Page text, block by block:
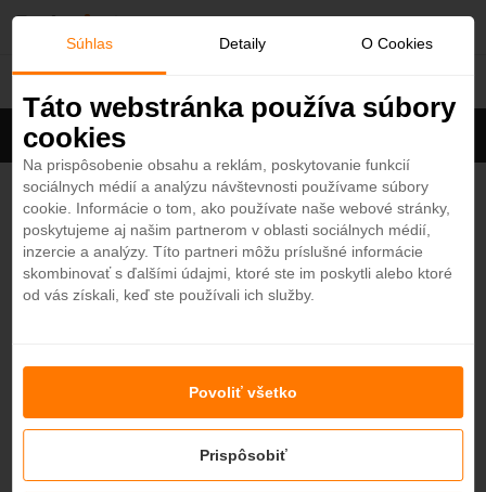
ú
Španielsko
Filter
Zobrazených 9z 17 hotelov Zobraziť všetky
Iberostar Waves Malaga Playa 4*
4,5
Španielsko - Plážový hotel
Barceló Cabo de Gata 4*
COSTA ALMERIA
Súhlas Detaily O Cookies
Táto webstránka používa súbory
cookies
Na prispôsobenie obsahu a reklám, poskytovanie funkcií
sociálnych médií a analýzu návštevnosti používame súbory
cookie. Informácie o tom, ako používate naše webové stránky,
poskytujeme aj našim partnerom v oblasti sociálnych médií,
inzercie a analýzy. Títo partneri môžu príslušné informácie
skombinovať s ďalšími údajmi, ktoré ste im poskytli alebo ktoré
od vás získali, keď ste používali ich služby.
Prispôsobiť
Povoliť všetko